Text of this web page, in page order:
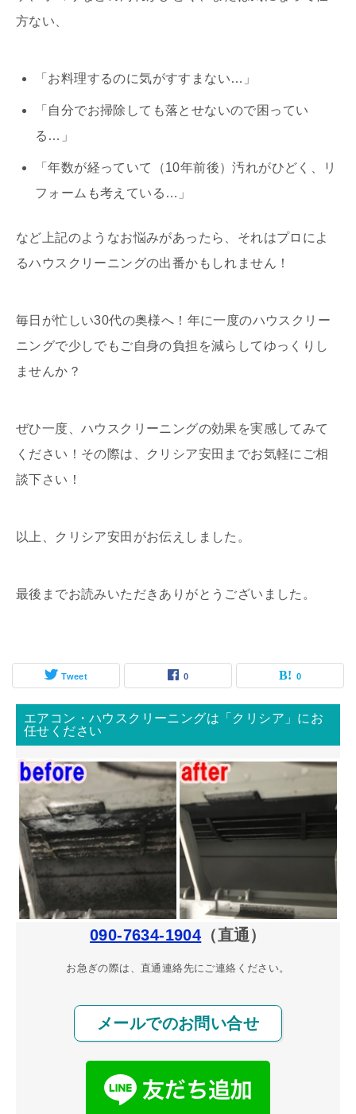
方ない、
「お料理するのに気がすすまない…」
「自分でお掃除しても落とせないので困ってい
る…」
「年数が経っていて（10年前後）汚れがひどく、リ
フォームも考えている…」
など上記のようなお悩みがあったら、それはプロによ
るハウスクリーニングの出番かもしれません！
毎日が忙しい30代の奥様へ！年に一度のハウスクリー
ニングで少しでもご自身の負担を減らしてゆっくりし
ませんか？
ぜひ一度、ハウスクリーニングの効果を実感してみて
ください！その際は、クリシア安田までお気軽にご相
談下さい！
以上、クリシア安田がお伝えしました。
最後までお読みいただきありがとうございました。
Tweet 0 0
エアコン・ハウスクリーニングは「クリシア」にお
任せください
090-7634-1904 （直通）
お急ぎの際は、直通連絡先にご連絡ください。
メールでのお問い合せ